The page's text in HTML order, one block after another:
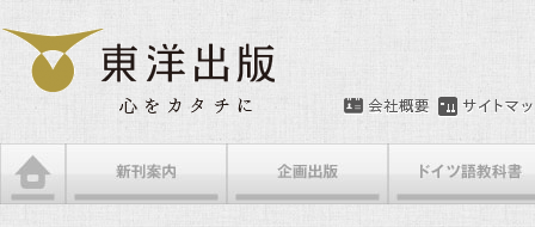
メインメニュー
メインコンテンツへ移動
サブコンテンツへ移動